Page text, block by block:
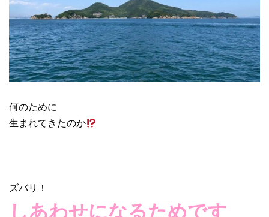
何のために
生まれてきたのか
ズバリ！
しあわせになるためです